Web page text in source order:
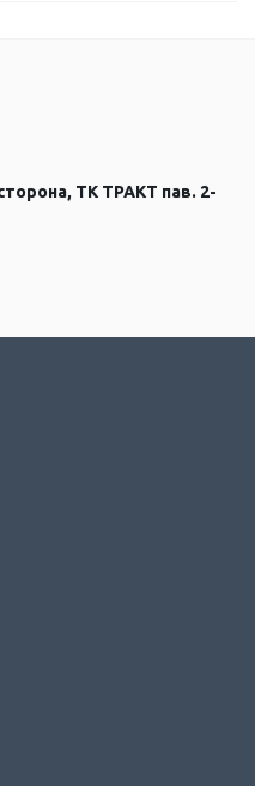
ТК ТРАКТ пав. 2-